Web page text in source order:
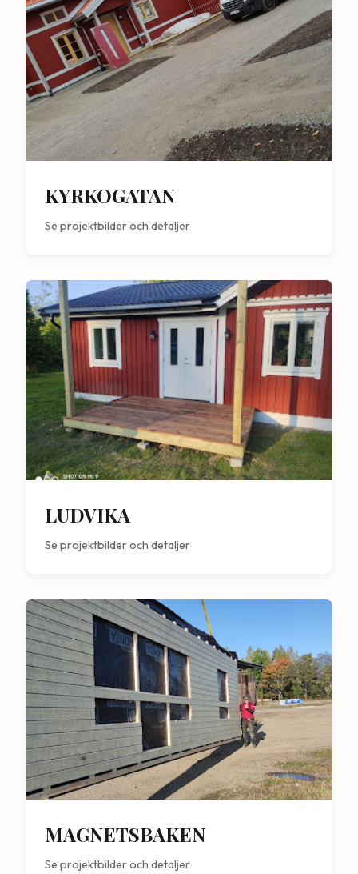
KYRKOGATAN
Se projektbilder och detaljer
LUDVIKA
Se projektbilder och detaljer
MAGNETSBAKEN
Se projektbilder och detaljer